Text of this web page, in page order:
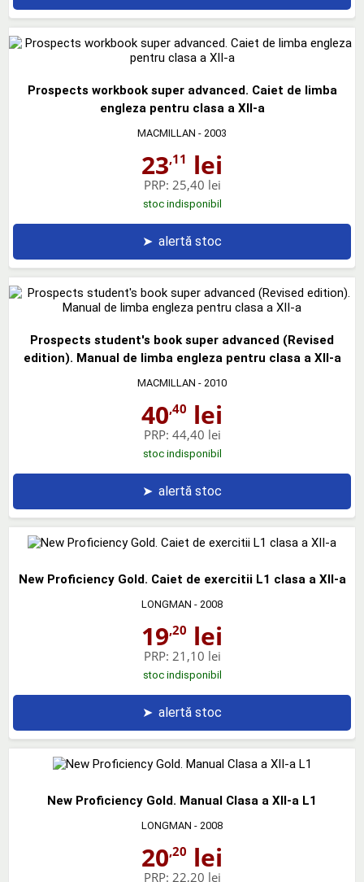
Prospects workbook super advanced. Caiet de limba
engleza pentru clasa a XII-a
MACMILLAN - 2003
23,11 lei
PRP: 25,40 lei
stoc indisponibil
➤ alertă stoc
Prospects student's book super advanced (Revised
edition). Manual de limba engleza pentru clasa a XII-a
MACMILLAN - 2010
40,40 lei
PRP: 44,40 lei
stoc indisponibil
➤ alertă stoc
New Proficiency Gold. Caiet de exercitii L1 clasa a XII-a
LONGMAN - 2008
19,20 lei
PRP: 21,10 lei
stoc indisponibil
➤ alertă stoc
New Proficiency Gold. Manual Clasa a XII-a L1
LONGMAN - 2008
20,20 lei
PRP: 22,20 lei